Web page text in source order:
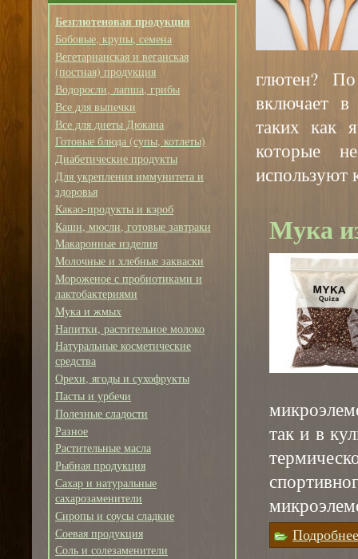
Безглютеновая продукция
Бобовые, крупы, семена
Вегетарианская и веганская
(постная) продукция
Водоросли, лапша, грибы
Все для выпечки
Все для диеты Дюкана
Готовые блюда (супы, котлеты)
Диабетические продукты
Для укрепления иммунитета и
здоровья
Какао-продукты и кэроб
Каши, мюсли, готовые завтраки
Макаронные изделия
Молочные и хлебные закваски
Мороженое с пробиотиками и
лактобактериями
Мука и жмых
Напитки, растительное молоко
Натуральные косметические
средства
Орехи, ягоды и сухофрукты
Пасты и урбечи
Полезные сладости
Разное
Растительные масла
Рыбная продукция
Сахар и натуральные
сахарозаменители
Сиропы и соусы сладкие
Соевая продукция
Соль и солезаменители
глютен?
включает в
таких как
которые
используют
Мука
так и в
Подробнее